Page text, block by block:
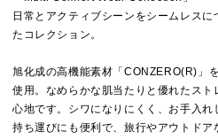
日常とアクティブシーンをシームレス
たコレクション。
旭化成の高機能素材「CONZERO(R)」
使用。なめらかな肌当たりと優れたス
心地です。シワになりにくく、お手入れ
持ち運びにも便利で、旅行やアウトド